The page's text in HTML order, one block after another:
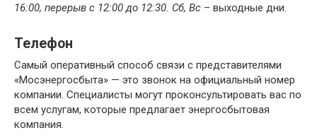
16:00, перерыв с 12:00 до 12:30. Сб, Вс – выходные дни.
Телефон
Самый оперативный способ связи с представителями
«Мосэнергосбыта» — это звонок на официальный номер
компании. Специалисты могут проконсультировать вас по
всем услугам, которые предлагает энергосбытовая
компания.